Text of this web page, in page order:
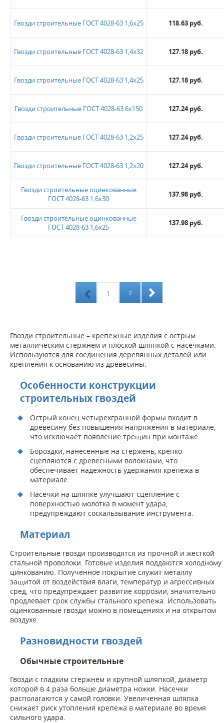
Гвозди строительные ГОСТ 4028-63 1,6х25 118.63 руб.
Гвозди строительные ГОСТ 4028-63 1,4х32 127.18 руб.
Гвозди строительные ГОСТ 4028-63 1,4х25 127.18 руб.
Гвозди строительные ГОСТ 4028-63 6х150 127.24 руб.
Гвозди строительные ГОСТ 4028-63 1,2х25 127.24 руб.
Гвозди строительные ГОСТ 4028-63 1,2х20 127.24 руб.
Гвозди строительные оцинкованные
ГОСТ 4028-63 1,6х30
137.98 руб.
Гвозди строительные оцинкованные
ГОСТ 4028-63 1,6х25
137.98 руб.
1 2
Гвозди строительные – крепежные изделия с острым
металлическим стержнем и плоской шляпкой с насечками.
Используются для соединения деревянных деталей или
крепления к основанию из древесины.
Особенности конструкции
строительных гвоздей
Острый конец четырехгранной формы входит в
древесину без повышения напряжения в материале,
что исключает появление трещин при монтаже.
Бороздки, нанесенные на стержень, крепко
сцепляются с древесными волокнами, что
обеспечивает надежность удержания крепежа в
материале.
Насечки на шляпке улучшают сцепление с
поверхностью молотка в момент удара,
предупреждают соскальзывание инструмента.
Материал
Строительные гвозди производятся из прочной и жесткой
стальной проволоки. Готовые изделия поддаются холодному
цинкованию. Полученное покрытие служит металлу
защитой от воздействия влаги, температур и агрессивных
сред, что предупреждает развитие коррозии, значительно
продлевает срок службы стального крепежа. Использовать
оцинкованные гвозди можно в помещениях и на открытом
воздухе.
Разновидности гвоздей
Обычные строительные
Гвозди с гладким стержнем и крупной шляпкой, диаметр
которой в 4 раза больше диаметра ножки. Насечки
располагаются у самой головки. Увеличенная шляпка
снижает риск утопления крепежа в материале во время
сильного удара.